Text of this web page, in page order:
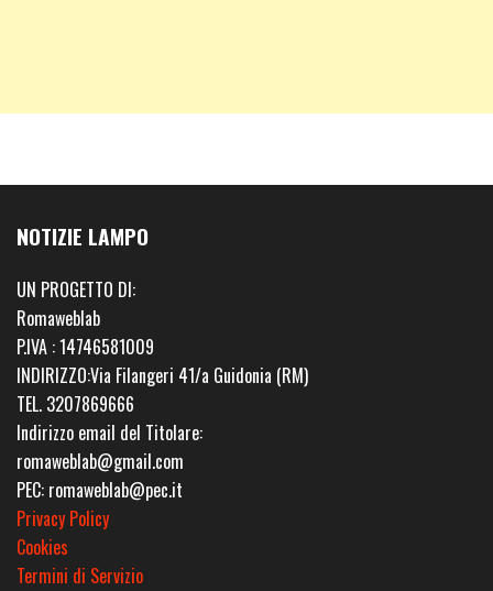
NOTIZIE LAMPO
UN PROGETTO DI:
Romaweblab
P.IVA : 14746581009
INDIRIZZO:Via Filangeri 41/a Guidonia (RM)
TEL. 3207869666
Indirizzo email del Titolare:
romaweblab@gmail.com
PEC: romaweblab@pec.it
Privacy Policy
Cookies
Termini di Servizio